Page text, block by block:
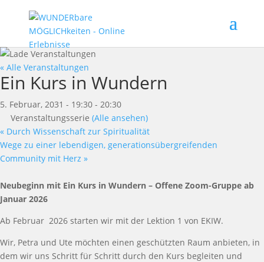
« Alle Veranstaltungen
Ein Kurs in Wundern
5. Februar, 2031 - 19:30 - 20:30
Veranstaltungsserie (Alle ansehen)
« Durch Wissenschaft zur Spiritualität
Wege zu einer lebendigen, generationsübergreifenden
Community mit Herz »
Neubeginn mit Ein Kurs in Wundern – Offene Zoom-Gruppe ab
Januar 2026
Ab Februar 2026 starten wir mit der Lektion 1 von EKIW.
Wir, Petra und Ute möchten einen geschützten Raum anbieten, in
dem wir uns Schritt für Schritt durch den Kurs begleiten und